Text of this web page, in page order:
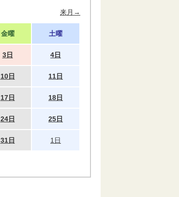
来月→
金曜 土曜
3日 4日
10日 11日
17日 18日
24日 25日
31日 1日